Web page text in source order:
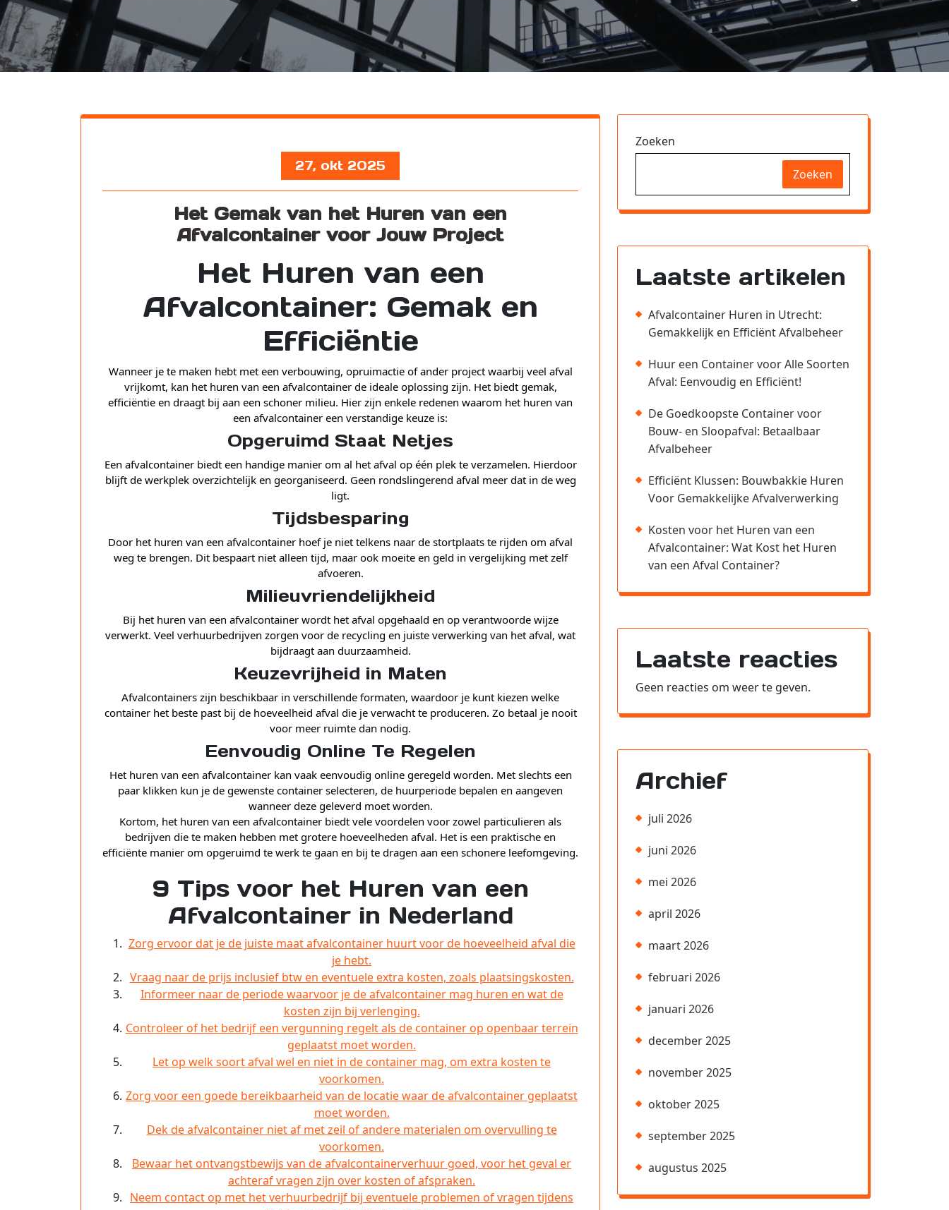
27, okt 2025
Het Gemak van het Huren van een
Afvalcontainer voor Jouw Project
Het Huren van een
Afvalcontainer: Gemak en
Efficiëntie
Wanneer je te maken hebt met een verbouwing, opruimactie of ander project waarbij veel afval
vrijkomt, kan het huren van een afvalcontainer de ideale oplossing zijn. Het biedt gemak,
efficiëntie en draagt bij aan een schoner milieu. Hier zijn enkele redenen waarom het huren van
een afvalcontainer een verstandige keuze is:
Opgeruimd Staat Netjes
Een afvalcontainer biedt een handige manier om al het afval op één plek te verzamelen. Hierdoor
blijft de werkplek overzichtelijk en georganiseerd. Geen rondslingerend afval meer dat in de weg
ligt.
Tijdsbesparing
Door het huren van een afvalcontainer hoef je niet telkens naar de stortplaats te rijden om afval
weg te brengen. Dit bespaart niet alleen tijd, maar ook moeite en geld in vergelijking met zelf
afvoeren.
Milieuvriendelijkheid
Bij het huren van een afvalcontainer wordt het afval opgehaald en op verantwoorde wijze
verwerkt. Veel verhuurbedrijven zorgen voor de recycling en juiste verwerking van het afval, wat
bijdraagt aan duurzaamheid.
Keuzevrijheid in Maten
Afvalcontainers zijn beschikbaar in verschillende formaten, waardoor je kunt kiezen welke
container het beste past bij de hoeveelheid afval die je verwacht te produceren. Zo betaal je nooit
voor meer ruimte dan nodig.
Eenvoudig Online Te Regelen
Het huren van een afvalcontainer kan vaak eenvoudig online geregeld worden. Met slechts een
paar klikken kun je de gewenste container selecteren, de huurperiode bepalen en aangeven
wanneer deze geleverd moet worden.
Kortom, het huren van een afvalcontainer biedt vele voordelen voor zowel particulieren als
bedrijven die te maken hebben met grotere hoeveelheden afval. Het is een praktische en
efficiënte manier om opgeruimd te werk te gaan en bij te dragen aan een schonere leefomgeving.
9 Tips voor het Huren van een
Afvalcontainer in Nederland
Zorg ervoor dat je de juiste maat afvalcontainer huurt voor de hoeveelheid afval die
je hebt.
Vraag naar de prijs inclusief btw en eventuele extra kosten, zoals plaatsingskosten.
Informeer naar de periode waarvoor je de afvalcontainer mag huren en wat de
kosten zijn bij verlenging.
Controleer of het bedrijf een vergunning regelt als de container op openbaar terrein
geplaatst moet worden.
Let op welk soort afval wel en niet in de container mag, om extra kosten te
voorkomen.
Zorg voor een goede bereikbaarheid van de locatie waar de afvalcontainer geplaatst
moet worden.
Dek de afvalcontainer niet af met zeil of andere materialen om overvulling te
voorkomen.
Bewaar het ontvangstbewijs van de afvalcontainerverhuur goed, voor het geval er
achteraf vragen zijn over kosten of afspraken.
Neem contact op met het verhuurbedrijf bij eventuele problemen of vragen tijdens
Zoeken
Zoeken
Laatste artikelen
Afvalcontainer Huren in Utrecht:
Gemakkelijk en Efficiënt Afvalbeheer
Huur een Container voor Alle Soorten
Afval: Eenvoudig en Efficiënt!
De Goedkoopste Container voor
Bouw- en Sloopafval: Betaalbaar
Afvalbeheer
Efficiënt Klussen: Bouwbakkie Huren
Voor Gemakkelijke Afvalverwerking
Kosten voor het Huren van een
Afvalcontainer: Wat Kost het Huren
van een Afval Container?
Laatste reacties
Geen reacties om weer te geven.
Archief
juli 2026
juni 2026
mei 2026
april 2026
maart 2026
februari 2026
januari 2026
december 2025
november 2025
oktober 2025
september 2025
augustus 2025